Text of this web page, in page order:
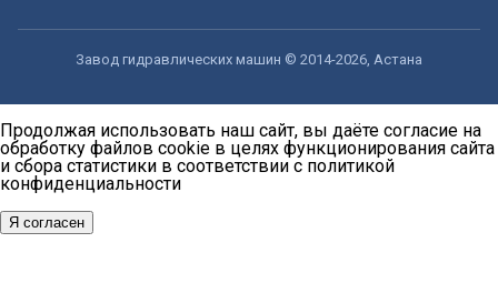
Завод гидравлических машин © 2014-2026, Астана
Продолжая использовать наш сайт, вы даёте согласие на
обработку файлов cookie в целях функционирования сайта
и сбора статистики в соответствии с политикой
конфиденциальности
Я согласен